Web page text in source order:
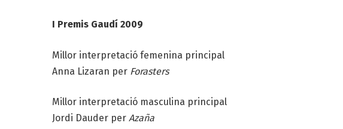
I Premis Gaudí 2009
Millor interpretació femenina principal
Anna Lizaran per Forasters
Millor interpretació masculina principal
Jordi Dauder per Azaña